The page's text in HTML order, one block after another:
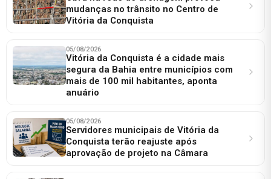
mudanças no trânsito no Centro de
Vitória da Conquista
05/08/2026
Vitória da Conquista é a cidade mais
segura da Bahia entre municípios com
mais de 100 mil habitantes, aponta
anuário
05/08/2026
Servidores municipais de Vitória da
Conquista terão reajuste após
aprovação de projeto na Câmara